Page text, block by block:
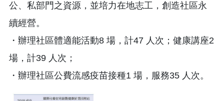
公、私部門之資源，並培力在地志工，創造社區永
續經營。
・辦理社區體適能活動8 場，計47 人次；健康講座2
場，計39 人次；
・辦理社區公費流感疫苗接種1 場，服務35 人次。